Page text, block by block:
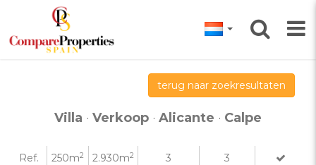
terug naar zoekresultaten
Villa · Verkoop · Alicante · Calpe
Ref. 250m2 2.930m2 3 3